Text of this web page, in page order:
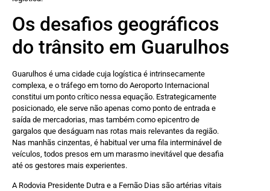
Os desafios geográficos
do trânsito em Guarulhos
Guarulhos é uma cidade cuja logística é intrinsecamente
complexa, e o tráfego em torno do Aeroporto Internacional
constitui um ponto crítico nessa equação. Estrategicamente
posicionado, ele serve não apenas como ponto de entrada e
saída de mercadorias, mas também como epicentro de
gargalos que deságuam nas rotas mais relevantes da região.
Nas manhãs cinzentas, é habitual ver uma fila interminável de
veículos, todos presos em um marasmo inevitável que desafia
até os gestores mais experientes.
A Rodovia Presidente Dutra e a Fernão Dias são artérias vitais